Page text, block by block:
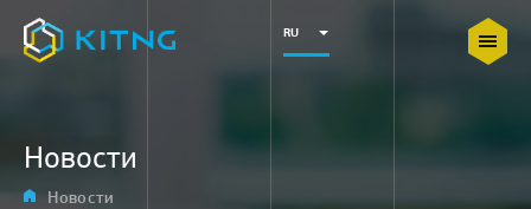
RU
Новости
Главная
Новости